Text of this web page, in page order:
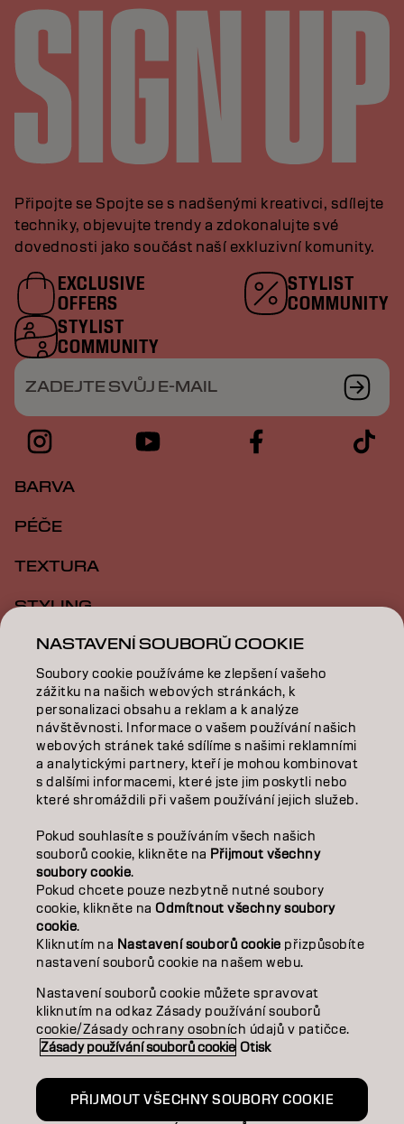
Připojte se Spojte se s nadšenými kreativci, sdílejte
techniky, objevujte trendy a zdokonalujte své
dovednosti jako součást naší exkluzivní komunity.
EXCLUSIVE
OFFERS
STYLIST
COMMUNITY
STYLIST
COMMUNITY
ZADEJTE SVŮJ E-MAIL
BARVA
PÉČE
TEXTURA
STYLING
INSPIRACE
VZDĚLÁVÁNÍ
O NÁS
SALON FINDER
STAŇTE SE PARTNEREM
KONTAKTUJTE NÁS
KontaktZásady ochrany osobních údajů
Zásady používání souborů cookie
PřístupnostZávazek k udržitelnosti
CZ | CZECH
Goldwell je součástí
NASTAVENÍ SOUBORŮ COOKIE
Soubory cookie používáme ke zlepšení vašeho
zážitku na našich webových stránkách, k
personalizaci obsahu a reklam a k analýze
návštěvnosti. Informace o vašem používání našich
webových stránek také sdílíme s našimi reklamními
a analytickými partnery, kteří je mohou kombinovat
s dalšími informacemi, které jste jim poskytli nebo
které shromáždili při vašem používání jejich služeb.
Pokud souhlasíte s používáním všech našich
souborů cookie, klikněte na Přijmout všechny
soubory cookie.
Pokud chcete pouze nezbytně nutné soubory
cookie, klikněte naOdmítnout všechny soubory
cookie.
Kliknutím na Nastavení souborů cookie přizpůsobíte
nastavení souborů cookie na našem webu.
Nastavení souborů cookie můžete spravovat
kliknutím na odkaz Zásady používání souborů
cookie/Zásady ochrany osobních údajů v patičce.
Zásady používání souborů cookie Otisk
PŘIJMOUT VŠECHNY SOUBORY COOKIE